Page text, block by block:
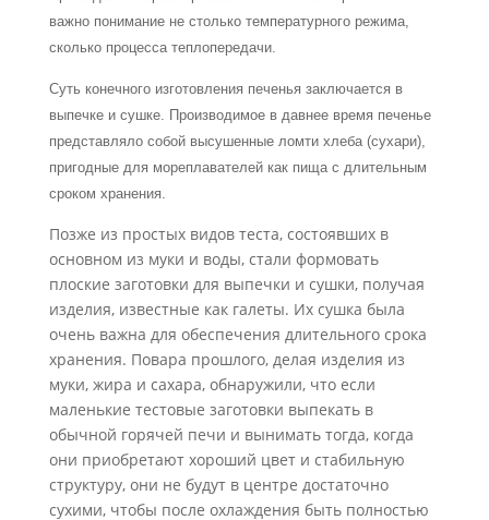
важно понимание не столько температурного режима,
сколько процесса теплопередачи.
Суть конечного изготовления печенья заключается в
выпечке и сушке. Производимое в давнее время печенье
представляло собой высушенные ломти хлеба (сухари),
при­годные для мореплавателей как пища с длительным
сроком хранения.
Позже из про­стых видов теста, состоявших в
основном из муки и воды, стали формовать
плоские заготовки для выпечки и сушки, получая
изделия, известные как галеты. Их сушка была
очень важна для обеспечения длительного срока
хранения. Повара прошлого, де­лая изделия из
муки, жира и сахара, обнаружили, что если
маленькие тестовые заго­товки выпекать в
обычной горячей печи и вынимать тогда, когда
они приобретают хороший цвет и стабильную
структуру, они не будут в центре достаточно
сухими, что­бы после охлаждения быть полностью